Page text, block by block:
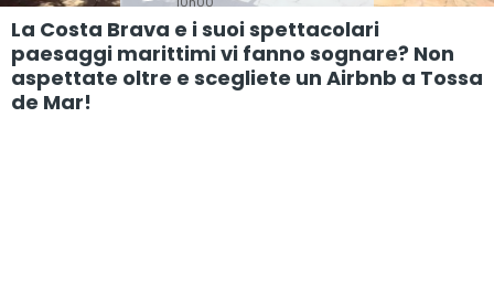
La Costa Brava e i suoi spettacolari
paesaggi marittimi vi fanno sognare? Non
aspettate oltre e scegliete un Airbnb a Tossa
de Mar!